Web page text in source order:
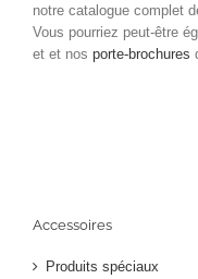
notre catalogue complet
Vous pourriez peut-être
et et nos porte-brochures
Accessoires
Produits spéciaux